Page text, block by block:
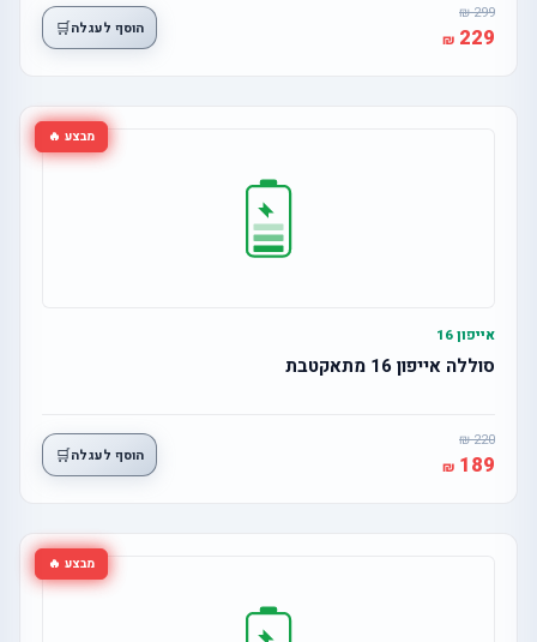
299
229 הוסף לעגלה🛒
מבצע 🔥
אייפון 16
סוללה אייפון 16 מתאקטבת
220
189 הוסף לעגלה🛒
מבצע 🔥